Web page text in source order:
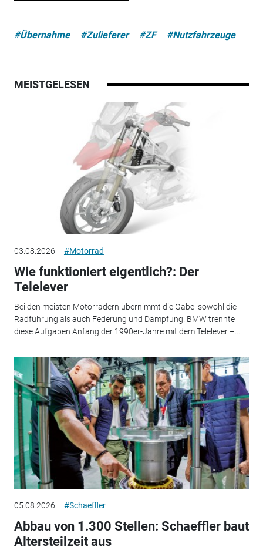
#Übernahme #Zulieferer #ZF #Nutzfahrzeuge
MEISTGELESEN
03.08.2026 #Motorrad
Wie funktioniert eigentlich?: Der
Telelever
Bei den meisten Motorrädern übernimmt die Gabel sowohl die
Radführung als auch Federung und Dämpfung. BMW trennte
diese Aufgaben Anfang der 1990er-Jahre mit dem Telelever –...
05.08.2026 #Schaeffler
Abbau von 1.300 Stellen: Schaeffler baut
Altersteilzeit aus